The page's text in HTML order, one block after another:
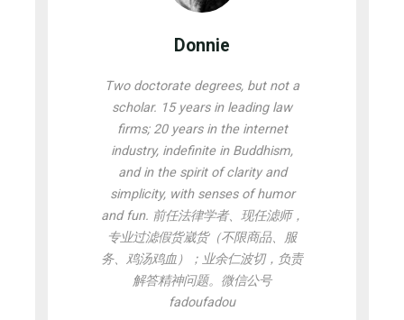
Donnie
Two doctorate degrees, but not a
scholar. 15 years in leading law
firms; 20 years in the internet
industry, indefinite in Buddhism,
and in the spirit of clarity and
simplicity, with senses of humor
and fun. 前任法律学者、现任滤师，
专业过滤假货崴货（不限商品、服
务、鸡汤鸡血）；业余仁波切，负责
解答精神问题。微信公号
fadoufadou